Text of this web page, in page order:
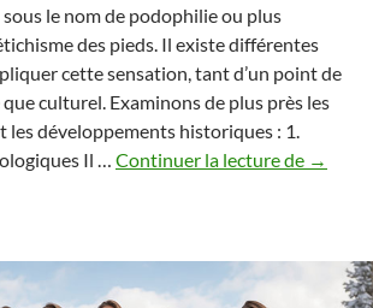
le nom de podophilie ou plus
des pieds. Il existe différentes
cette sensation, tant d’un point de
culturel. Examinons de plus près les
les développements historiques : 1.
Il … Continuer la lecture de →